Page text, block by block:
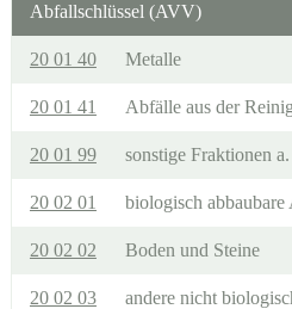
Abfallschlüssel (AVV)
20 01 40 Metalle
20 01 41 Abfälle aus der
20 01 99 sonstige Fraktionen
20 02 01 biologisch abbaubare
20 02 02 Boden und Steine
20 02 03 andere nicht